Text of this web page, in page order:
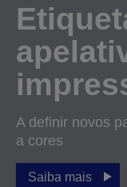
A definir novos
a cores
Saiba mais